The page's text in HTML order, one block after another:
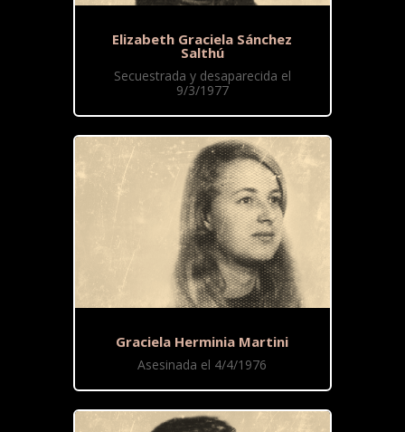
Elizabeth Graciela Sánchez
Salthú
Secuestrada y desaparecida el
9/3/1977
Graciela Herminia Martini
Asesinada el 4/4/1976